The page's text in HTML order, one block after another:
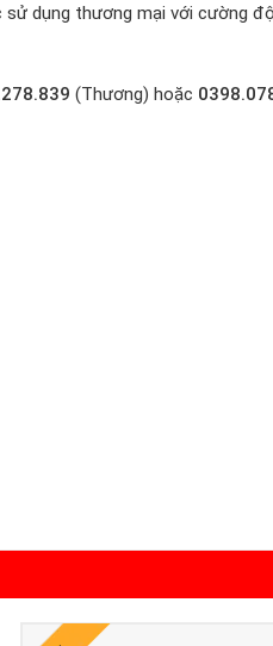
dụng thương mại với cường
(Thương) hoặc